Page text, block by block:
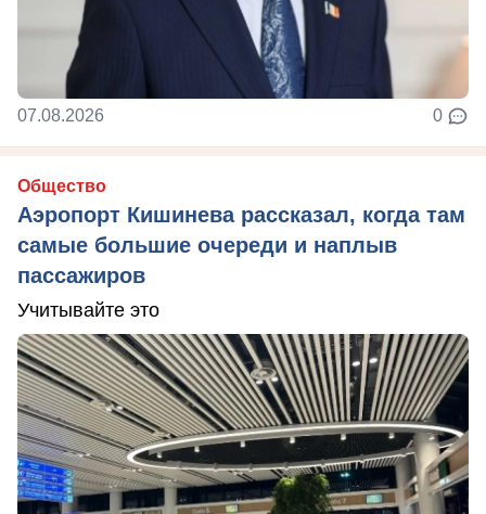
07.08.2026 0
Общество
Аэропорт Кишинева рассказал, когда там
самые большие очереди и наплыв
пассажиров
Учитывайте это